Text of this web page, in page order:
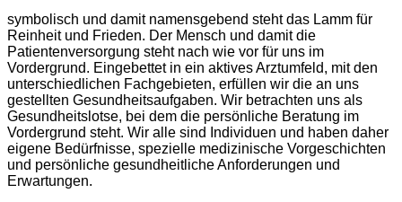
symbolisch und damit namensgebend steht das Lamm für
Reinheit und Frieden. Der Mensch und damit die
Patientenversorgung steht nach wie vor für uns im
Vordergrund. Eingebettet in ein aktives Arztumfeld, mit den
unterschiedlichen Fachgebieten, erfüllen wir die an uns
gestellten Gesundheitsaufgaben. Wir betrachten uns als
Gesundheitslotse, bei dem die persönliche Beratung im
Vordergrund steht. Wir alle sind Individuen und haben daher
eigene Bedürfnisse, spezielle medizinische Vorgeschichten
und persönliche gesundheitliche Anforderungen und
Erwartungen.